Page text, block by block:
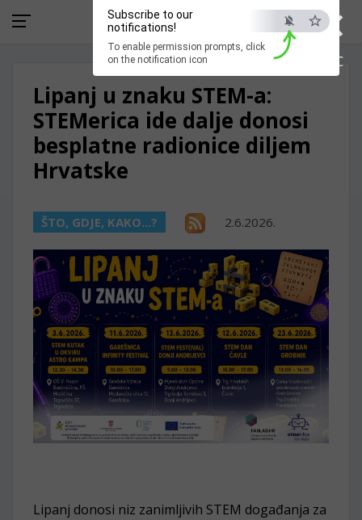
×
ESC
Subscribe to our
notifications!
To enable permission prompts, click
on the notification icon
Lipanj u znaku STEM-a:
STEMerica ide dalje donosi
besplatne radionice diljem
Hrvatske
ŠTO, GDJE, KAKO...? 2.6.2026.
Lipanj donosi niz zanimljivih STEM događanja za